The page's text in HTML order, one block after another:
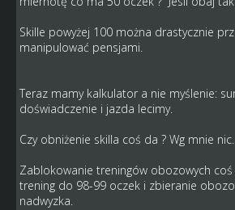
Skille powyżej 100 można drastycznie
manipulować pensjami.
Teraz mamy kalkulator a nie myślenie:
doświadczenie i jazda lecimy.
Czy obniżenie skilla coś da ? Wg mnie nic.
Zablokowanie treningów obozowych
trening do 98-99 oczek i zbieranie
nadwyzka.